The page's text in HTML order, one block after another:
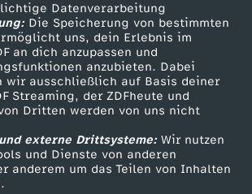
Datenverarbeitung
Die Speicherung von bestimmten
uns, dein Erlebnis im
an dich anzupassen und
anzubieten. Dabei
wir ausschließlich auf Basis deiner
Streaming, der ZDFheute und
Dritten werden von uns nicht
externe Drittsysteme:Wir nutzen
und Dienste von anderen
anderem um das Teilen von Inhalten
Zuschauerservice
Hilfe